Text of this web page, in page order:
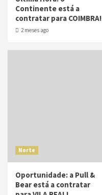
Continente está a
contratar para COIMBRA!
2 meses ago
Norte
Oportunidade: a Pull &
Bear está a contratar